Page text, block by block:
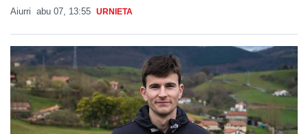
Aiurri abu 07, 13:55 URNIETA